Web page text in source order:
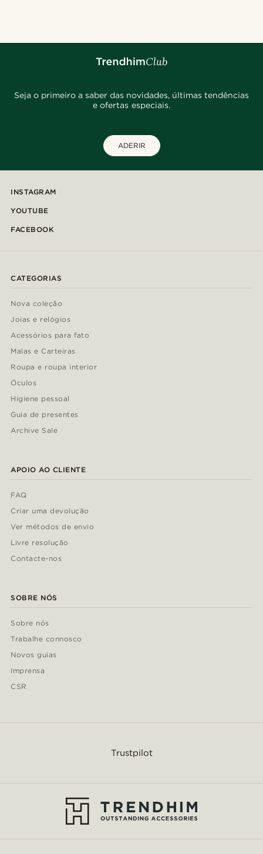
Seja o primeiro a saber das novidades, últimas tendências
e ofertas especiais.
ADERIR
INSTAGRAM
YOUTUBE
FACEBOOK
CATEGORIAS
Nova coleção
Joias e relógios
Acessórios para fato
Malas e Carteiras
Roupa e roupa interior
Óculos
Higiene pessoal
Guia de presentes
Archive Sale
APOIO AO CLIENTE
FAQ
Criar uma devolução
Ver métodos de envio
Livre resolução
Contacte-nos
SOBRE NÓS
Sobre nós
Trabalhe connosco
Novos guias
Imprensa
CSR
Trustpilot